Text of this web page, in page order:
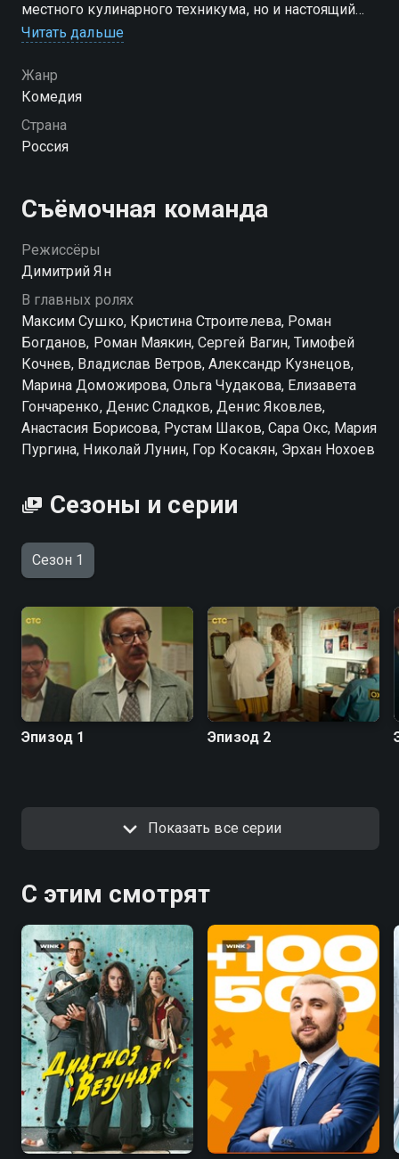
местного кулинарного техникума, но и настоящий
сюрприз — сын, о существовании которого Слава не
подростка, одного из студентов техникума, и
наладить отношения с Виноградовым-старшим,
модный шеф-повар становится преподавателем
учебного заведения.
техникум вы можете совершенно бесплатно в
хорошем HD качестве на hophop.tv
Читать дальше
Жанр
Комедия
Страна
Россия
Съёмочная команда
Режиссёры
Димитрий Ян
В главных ролях
Максим Сушко, Кристина Строителева, Роман
Богданов, Роман Маякин, Сергей Вагин, Тимофей
Кочнев, Владислав Ветров, Александр Кузнецов,
Марина Доможирова, Ольга Чудакова, Елизавета
Гончаренко, Денис Сладков, Денис Яковлев,
Анастасия Борисова, Рустам Шаков, Сара Окс, Мария
Пургина, Николай Лунин, Гор Косакян, Эрхан Нохоев
Сезоны и серии
Сезон 1
Эпизод 1 Эпизод 2
Показать все серии
С этим смотрят
7.4 5.5 4.5